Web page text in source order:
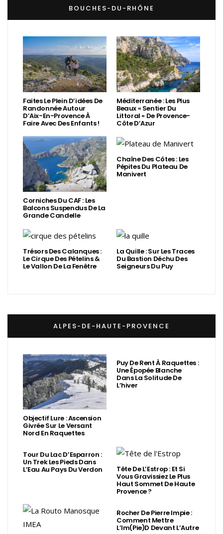
BOUCHES-DU-RHÔNE
Faites Le Plein D’idées De
Randonnée Autour
D’Aix-En-Provence À
Faire Avec Des Enfants !
Méditerranée : Les Plus
Beaux « Sentier Du
Littoral » De Provence-
Côte D’Azur
Corniches Du CAF : Les
Balcons Suspendus De La
Grande Candelle
Chaîne Des Côtes : Les
Pépites Du Plateau De
Manivert
Trésors Des Calanques :
Le Cirque Des Pételins &
Le Vallon De La Fenêtre
La Quille : Sur Les Traces
Du Bastion Déchu Des
Seigneurs Du Puy
ALPES-DE-HAUTE-PROVENCE
Objectif Lure : Ascension
Givrée Sur Le Versant
Nord En Raquettes
Puy De Rent À Raquettes :
Une Épopée Blanche
Dans La Solitude De
L’hiver
Tour Du Lac D’Esparron :
Un Trek Les Pieds Dans
L’Eau Au Pays Du Verdon Tête De L’Estrop : Et Si
Vous Gravissiez Le Plus
Haut Sommet De Haute
Provence ?
Rocher De Pierre Impie :
Comment Mettre
L’Im(Pie)d Devant L’Autre